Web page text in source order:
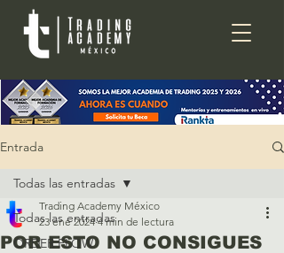
Entrada
Todas las entradas
ORDER FLOW
Todas las entradas
POR ESTO NO CONSIGUES
Trading Academy México
23 ene 2024 4 min de lectura